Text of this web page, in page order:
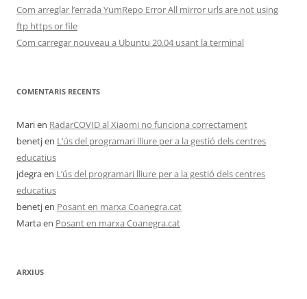
Com arreglar l’errada YumRepo Error All mirror urls are not using
ftp https or file
Com carregar nouveau a Ubuntu 20.04 usant la terminal
COMENTARIS RECENTS
Marien RadarCOVID al Xiaomi no funciona correctament
benetjen L’ús del programari lliure per a la gestió dels centres
educatius
jdegraen L’ús del programari lliure per a la gestió dels centres
educatius
benetjen Posant en marxa Coanegra.cat
Martaen Posant en marxa Coanegra.cat
ARXIUS